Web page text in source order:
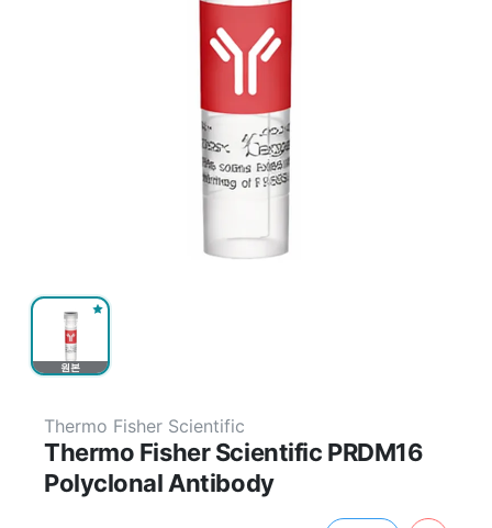
원본
Thermo Fisher Scientific
Thermo Fisher Scientific PRDM16
Polyclonal Antibody